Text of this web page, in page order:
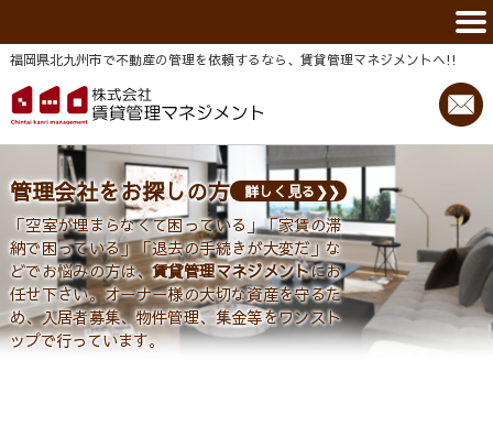
福岡県北九州市で不動産の管理を依頼するなら、賃貸管理マネジメントヘ!!
管理会社をお探しの方 詳しく見る
「空室が埋まらなくて困っている」「家賃の滞
納で困っている」「退去の手続きが大変だ」な
どでお悩みの方は、賃貸管理マネジメントにお
任せ下さい。オーナー様の大切な資産を守るた
め、入居者募集、物件管理、集金等をワンスト
ップで行っています。